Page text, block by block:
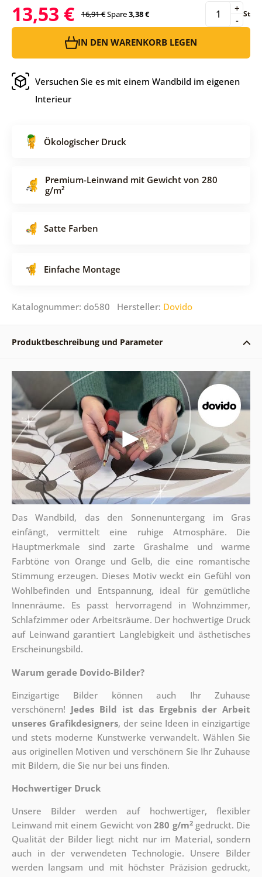
13,53 € 16,91 €Spare3,38 € -
+ St
IN DEN WARENKORB LEGEN
Versuchen Sie es mit einem Wandbild im eigenen
Interieur
Ökologischer Druck
Premium-Leinwand mit Gewicht von 280
g/m²
Satte Farben
Einfache Montage
Katalognummer: do580 Hersteller: Dovido
Produktbeschreibung und Parameter
Das Wandbild, das den Sonnenuntergang im Gras
einfängt, vermittelt eine ruhige Atmosphäre. Die
Hauptmerkmale sind zarte Grashalme und warme
Farbtöne von Orange und Gelb, die eine romantische
Stimmung erzeugen. Dieses Motiv weckt ein Gefühl von
Wohlbefinden und Entspannung, ideal für gemütliche
Innenräume. Es passt hervorragend in Wohnzimmer,
Schlafzimmer oder Arbeitsräume. Der hochwertige Druck
auf Leinwand garantiert Langlebigkeit und ästhetisches
Erscheinungsbild.
Warum gerade Dovido-Bilder?
Einzigartige Bilder können auch Ihr Zuhause
verschönern! Jedes Bild ist das Ergebnis der Arbeit
unseres Grafikdesigners, der seine Ideen in einzigartige
und stets moderne Kunstwerke verwandelt. Wählen Sie
aus originellen Motiven und verschönern Sie Ihr Zuhause
mit Bildern, die Sie nur bei uns finden.
Hochwertiger Druck
Unsere Bilder werden auf hochwertiger, flexibler
Leinwand mit einem Gewicht von280 g/m2gedruckt. Die
Qualität der Bilder liegt nicht nur im Material, sondern
auch in der verwendeten Technologie. Unsere Bilder
werden langsam und mit höchster Präzision gedruckt,